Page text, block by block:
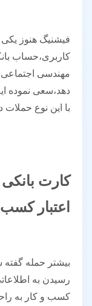
فیشنیگ هنوز
کاربری،حساب
مهندسی
دهد،سعی نموده
با این نوع
کارت
اعتبار
بیشتر حمله
رسیدن به
کسب و کار به